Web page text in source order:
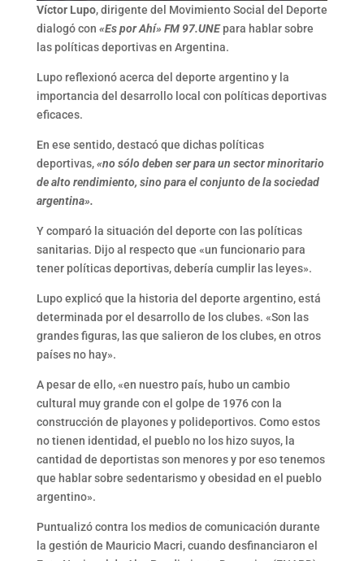
Víctor Lupo, dirigente del Movimiento Social del Deporte
dialogó con «Es por Ahí» FM 97.UNEpara hablar sobre
las políticas deportivas en Argentina.
Lupo reflexionó acerca del deporte argentino y la
importancia del desarrollo local con políticas deportivas
eficaces.
En ese sentido, destacó que dichas políticas
deportivas,«no sólo deben ser para un sector minoritario
de alto rendimiento, sino para el conjunto de la sociedad
argentina».
Y comparó la situación del deporte con las políticas
sanitarias. Dijo al respecto que «un funcionario para
tener políticas deportivas, debería cumplir las leyes».
Lupo explicó que la historia del deporte argentino, está
determinada por el desarrollo de los clubes. «Son las
grandes figuras, las que salieron de los clubes, en otros
países no hay».
A pesar de ello, «en nuestro país, hubo un cambio
cultural muy grande con el golpe de 1976 con la
construcción de playones y polideportivos. Como estos
no tienen identidad, el pueblo no los hizo suyos, la
cantidad de deportistas son menores y por eso tenemos
que hablar sobre sedentarismo y obesidad en el pueblo
argentino».
Puntualizó contra los medios de comunicación durante
la gestión de Mauricio Macri, cuando desfinanciaron el